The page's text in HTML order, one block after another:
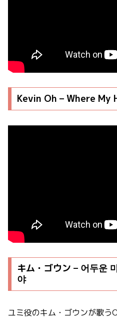
Kevin Oh – Where My
キム・ゴウン – 어두운
야
ユミ役のキム・ゴウンが歌う